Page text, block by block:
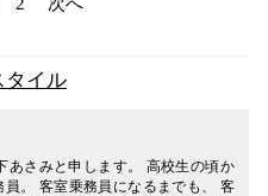
タイル
あさみと申します。 高校生の頃か
員。 客室乗務員になるまでも、 客